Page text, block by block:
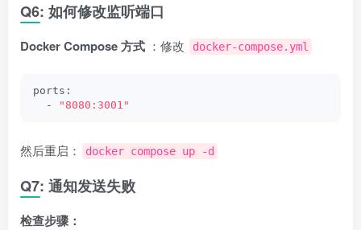
Q6: 如何修改监听端口
Docker Compose 方式 ：修改 docker-compose.yml
ports:
  -
"8080:3001"
然后重启： docker compose up -d
Q7: 通知发送失败
检查步骤：